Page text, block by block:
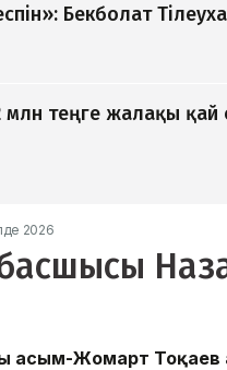
Бекболат
млн теңге жалақы
2026
Жомарт Тоқаев